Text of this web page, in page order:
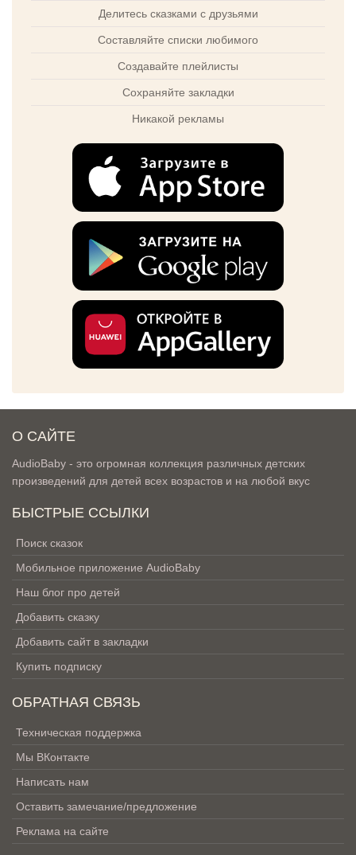
Делитесь сказками с друзьями
Составляйте списки любимого
Создавайте плейлисты
Сохраняйте закладки
Никакой рекламы
О САЙТЕ
AudioBaby - это огромная коллекция различных детских
произведений для детей всех возрастов и на любой вкус
БЫСТРЫЕ ССЫЛКИ
Поиск сказок
Мобильное приложение AudioBaby
Наш блог про детей
Добавить сказку
Добавить сайт в закладки
Купить подписку
ОБРАТНАЯ СВЯЗЬ
Техническая поддержка
Мы ВКонтакте
Написать нам
Оставить замечание/предложение
Реклама на сайте